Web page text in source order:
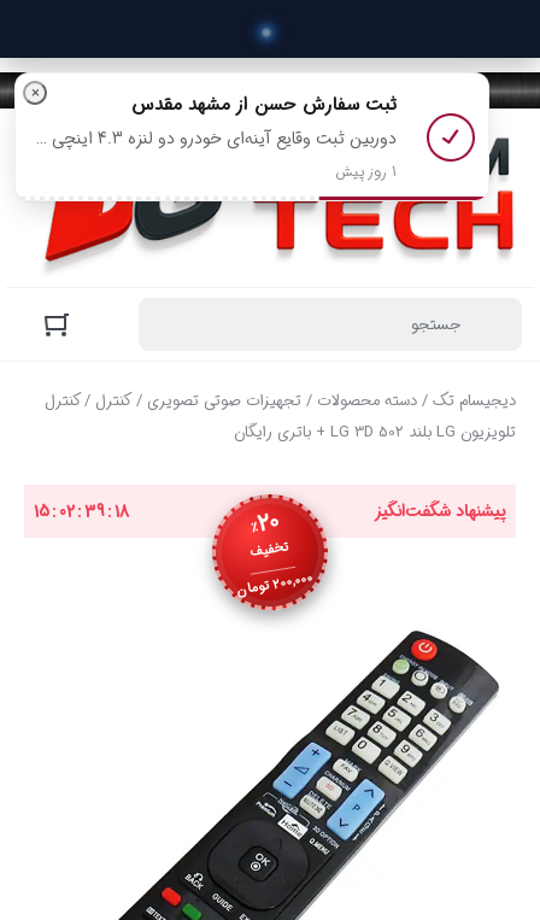
دیجیسام تک/دسته محصولات /تجهیزات صوتی تصویری /کنترل / کنترل
تلویزیون LG بلند LG 3D 502 + باتری رایگان
پیشنهاد شگفت‌انگیز 15:02:39:17
٪20
تخفیف
200,000تومان
خرید
× ثبت سفارش حسن از مشهد مقدس
دوربین ثبت وقایع آینه‌ای خودرو دو‌ لنزه 4.3 اینچی با دید در شب مدل 568 رو خرید کرد
1 روز پیش